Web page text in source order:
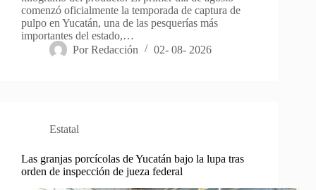
comenzó oficialmente la temporada de captura de
pulpo en Yucatán, una de las pesquerías más
importantes del estado,…
Por Redacción 02- 08- 2026
Estatal
Las granjas porcícolas de Yucatán bajo la lupa tras
orden de inspección de jueza federal